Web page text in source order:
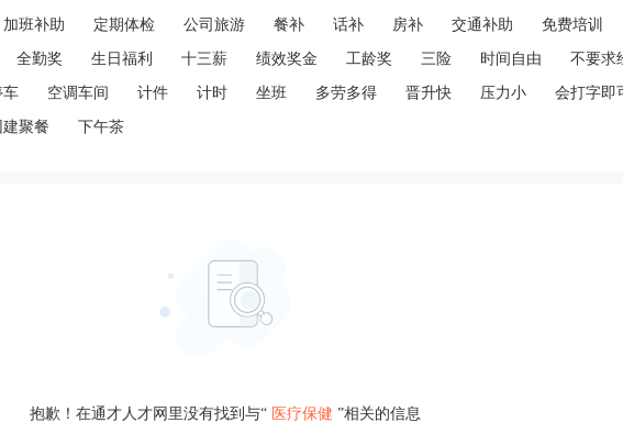
加班补助 定期体检 公司旅游 餐补 话补 房补 交通补助 免费培训
全勤奖 生日福利 十三薪 绩效奖金 工龄奖 三险 时间自由 不要求
车 空调车间 计件 计时 坐班 多劳多得 晋升快 压力小 会打字即
建聚餐 下午茶
抱歉！在通才人才网里没有找到与“ 医疗保健 ”相关的信息